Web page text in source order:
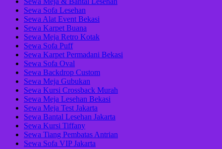
Sewa Sofa Lesehan
Sewa Alat Event Bekasi
Sewa Karpet Buana
Sewa Meja Retro Kotak
Sewa Sofa Puff
Sewa Karpet Permadani Bekasi
Sewa Sofa Oval
Sewa Backdrop Custom
Sewa Meja Gubukan
Sewa Kursi Crossback Murah
Sewa Meja Lesehan Bekasi
Sewa Meja Test Jakarta
Sewa Bantal Lesehan Jakarta
Sewa Kursi Tiffany
Sewa Tiang Pembatas Antrian
Sewa Sofa VIP Jakarta